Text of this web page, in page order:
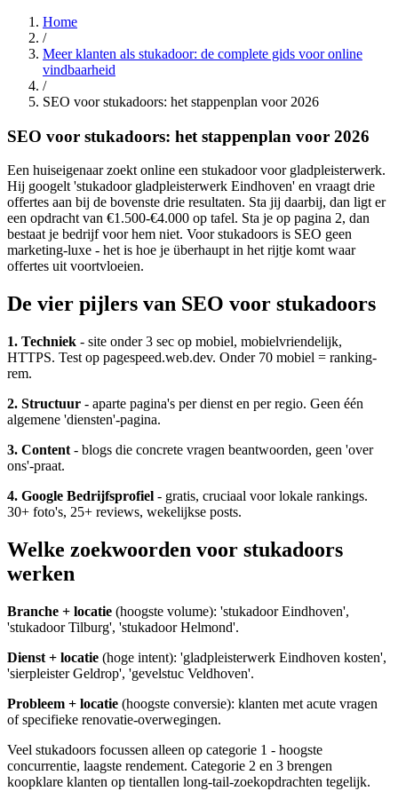
Home
/
Meer klanten als stukadoor: de complete gids voor online
vindbaarheid
/
SEO voor stukadoors: het stappenplan voor 2026
SEO voor stukadoors: het stappenplan voor 2026
Een huiseigenaar zoekt online een stukadoor voor gladpleisterwerk.
Hij googelt 'stukadoor gladpleisterwerk Eindhoven' en vraagt drie
offertes aan bij de bovenste drie resultaten. Sta jij daarbij, dan ligt er
een opdracht van €1.500-€4.000 op tafel. Sta je op pagina 2, dan
bestaat je bedrijf voor hem niet. Voor stukadoors is SEO geen
marketing-luxe - het is hoe je überhaupt in het rijtje komt waar
offertes uit voortvloeien.
De vier pijlers van SEO voor stukadoors
1. Techniek - site onder 3 sec op mobiel, mobielvriendelijk,
HTTPS. Test op pagespeed.web.dev. Onder 70 mobiel = ranking-
rem.
2. Structuur - aparte pagina's per dienst en per regio. Geen één
algemene 'diensten'-pagina.
3. Content - blogs die concrete vragen beantwoorden, geen 'over
ons'-praat.
4. Google Bedrijfsprofiel - gratis, cruciaal voor lokale rankings.
30+ foto's, 25+ reviews, wekelijkse posts.
Welke zoekwoorden voor stukadoors
werken
Branche + locatie (hoogste volume): 'stukadoor Eindhoven',
'stukadoor Tilburg', 'stukadoor Helmond'.
Dienst + locatie (hoge intent): 'gladpleisterwerk Eindhoven kosten',
'sierpleister Geldrop', 'gevelstuc Veldhoven'.
Probleem + locatie (hoogste conversie): klanten met acute vragen
of specifieke renovatie-overwegingen.
Veel stukadoors focussen alleen op categorie 1 - hoogste
concurrentie, laagste rendement. Categorie 2 en 3 brengen
koopklare klanten op tientallen long-tail-zoekopdrachten tegelijk.